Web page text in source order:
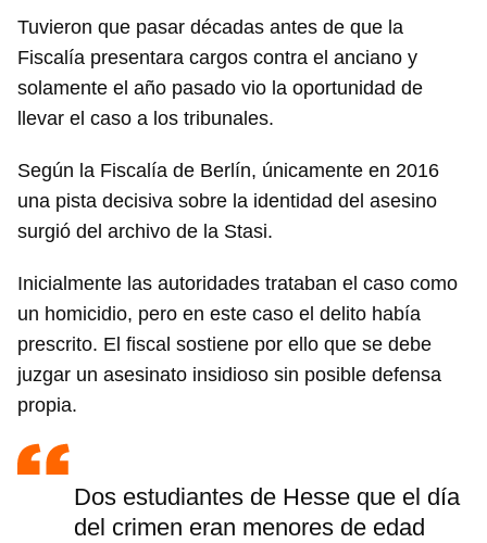
Tuvieron que pasar décadas antes de que la
Fiscalía presentara cargos contra el anciano y
solamente el año pasado vio la oportunidad de
llevar el caso a los tribunales.
Según la Fiscalía de Berlín, únicamente en 2016
una pista decisiva sobre la identidad del asesino
surgió del archivo de la Stasi.
Inicialmente las autoridades trataban el caso como
un homicidio, pero en este caso el delito había
prescrito. El fiscal sostiene por ello que se debe
juzgar un asesinato insidioso sin posible defensa
propia.
Dos estudiantes de Hesse que el día
del crimen eran menores de edad